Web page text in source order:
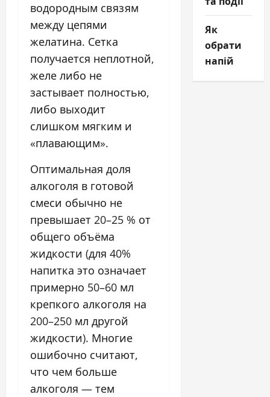
водородным связям
между цепями
желатина. Сетка
получается неплотной,
желе либо не
застывает полностью,
либо выходит
слишком мягким и
«плавающим».
Оптимальная доля
алкоголя в готовой
смеси обычно не
превышает 20–25 % от
общего объёма
жидкости (для 40%
напитка это означает
примерно 50–60 мл
крепкого алкоголя на
200–250 мл другой
жидкости). Многие
ошибочно считают,
что чем больше
алкоголя — тем
Як
обрати
напій